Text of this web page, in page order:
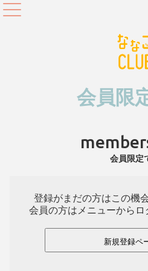
会員限
会員限定
登録がまだの方はこの機
会員の方はメニューからロ
新規登録ペ